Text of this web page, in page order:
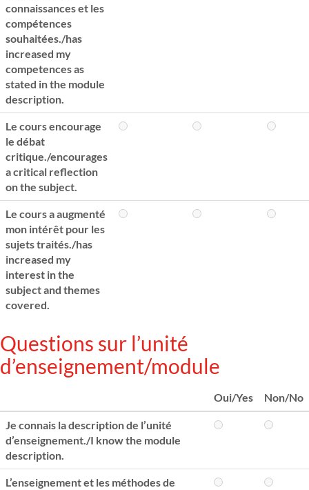
connaissances et les
compétences
souhaitées./has
increased my
competences as
stated in the module
description.
Le cours encourage
le débat
critique./encourages
a critical reflection
on the subject.
Le cours a augmenté
mon intérêt pour les
sujets traités./has
increased my
interest in the
subject and themes
covered.
Questions sur l’unité
d’enseignement/module
Oui/Yes Non/No
Je connais la description de l’unité
d’enseignement./I know the module
description.
L’enseignement et les méthodes de